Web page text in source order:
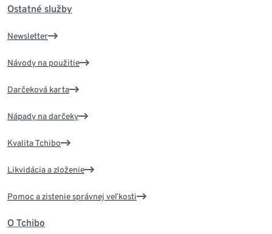
Ostatné služby
Newsletter
Návody na použitie
Darčeková karta
Nápady na darčeky
Kvalita Tchibo
Likvidácia a zloženie
Pomoc a zistenie správnej veľkosti
O Tchibo